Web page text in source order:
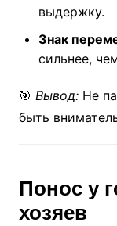
выдержку.
Знак
сильнее,
🎯 Вывод:Не
быть
Понос у
хозяев